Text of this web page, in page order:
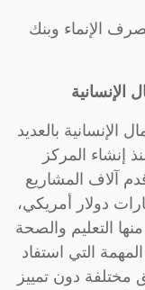
الإنماء وبنك
الإنسانية
الإنسانية بالعديد
إنشاء المركز
وقدم آلاف المشاريع
والإغاثية بقيمة تجاوزت 6 مليارات دولار أمريكي،
التعليم والصحة
التي استفاد
دون تمييز